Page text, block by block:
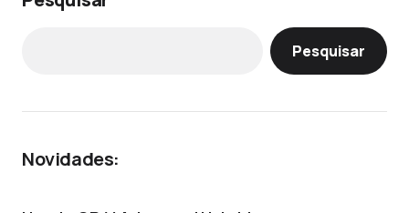
Pesquisar
Novidades: